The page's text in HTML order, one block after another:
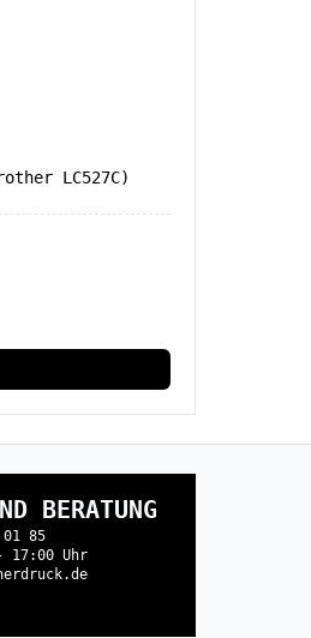
LC527C)
BERATUNG
85
17:00 Uhr